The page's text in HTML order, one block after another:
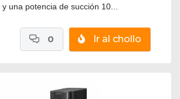
una potencia de succión 10...
Ir al chollo
0